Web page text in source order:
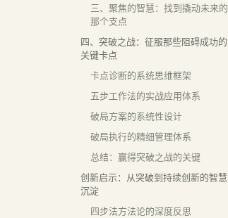
三、聚焦的智慧：找到撬动未来的
那个支点
四、突破之战：征服那些阻碍成功的
关键卡点
卡点诊断的系统思维框架
五步工作法的实战应用体系
破局方案的系统性设计
破局执行的精细管理体系
总结：赢得突破之战的关键
创新启示：从突破到持续创新的智慧
沉淀
四步法方法论的深度反思